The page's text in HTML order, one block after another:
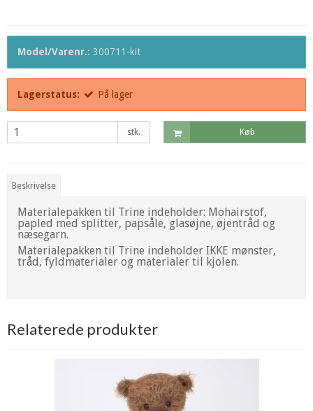
Model/Varenr.: 300711-kit
Lagerstatus: På lager
stk. Køb
Beskrivelse
Materialepakken til Trine indeholder: Mohairstof,
papled med splitter, papsåle, glasøjne, øjentråd og
næsegarn.
Materialepakken til Trine indeholder IKKE mønster,
tråd, fyldmaterialer og materialer til kjolen.
Relaterede produkter